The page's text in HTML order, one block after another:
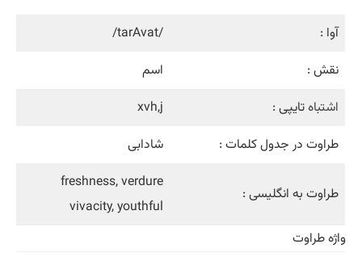
آوا :
/tarAvat/
نقش :
اسم
اشتباهتایپی :
xvh,j
طراوت در جدول کلمات :
شادابی
طراوت به انگلیسی :
freshness, verdure
vivacity, youthful
واژه طراوت